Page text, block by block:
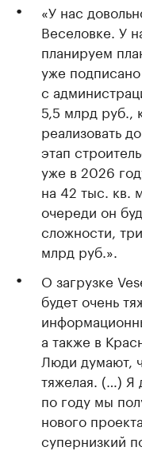
«У нас
Веселовке. У
планируем
уже
с
5,5 млрд руб.,
реализовать
этап
уже в 2026
на 42 тыс. кв.
очереди он
сложности,
млрд руб.».
О загрузке
будет очень
а также в
Люди думают,
тяжелая. (…) Я
по году мы
нового
супернизкий